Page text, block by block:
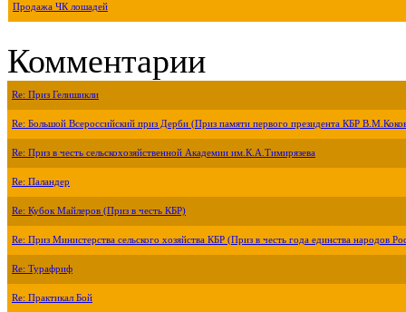
Продажа ЧК лошадей
Комментарии
Re: Приз Гелишикли
Re: Большой Всероссийский приз Дерби (Приз памяти первого президента КБР
Re: Приз в честь сельскохозяйственной Академии им.К.А.Тимирязева
Re: Паландер
Re: Кубок Майлеров (Приз в честь КБР)
Re: Приз Министерства сельского хозяйства КБР (Приз в честь года единства народов
Re: Турафриф
Re: Практикал Бой